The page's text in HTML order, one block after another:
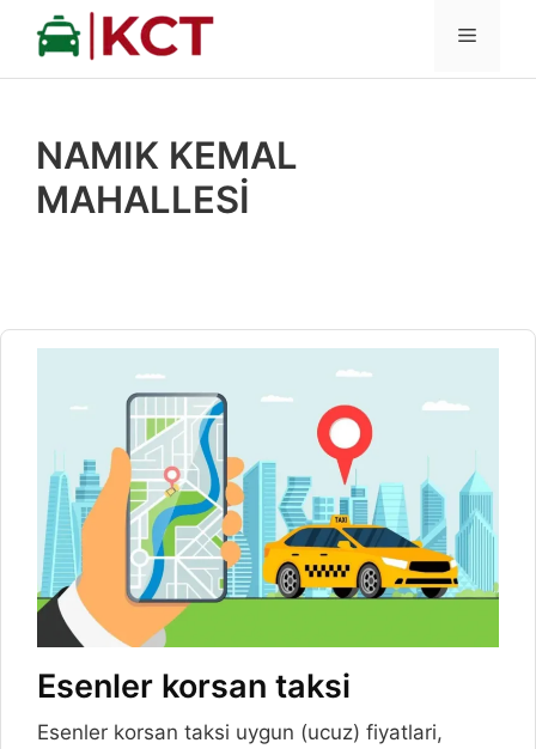
İçeriğe
MENÜ
NAMIK KEMAL
MAHALLESİ
Esenler korsan taksi
Esenler korsan taksi uygun (ucuz) fiyatlari,